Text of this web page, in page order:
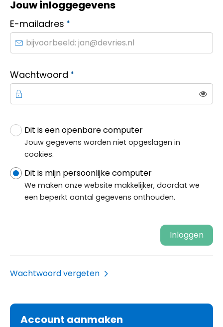
Jouw inloggegevens
E-mailadres *
Wachtwoord *
Jouw inloggegevens
Dit is een openbare computer
Jouw gegevens worden niet opgeslagen in
cookies.
Dit is mijn persoonlijke computer
We maken onze website makkelijker, doordat we
een beperkt aantal gegevens onthouden.
Inloggen
Wachtwoord vergeten
Account aanmaken